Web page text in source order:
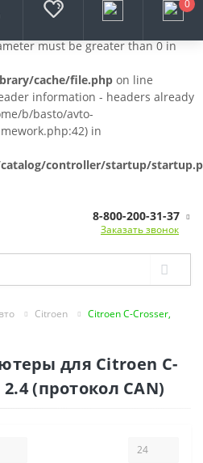
must be greater than 0 in
cache/file.php on line
information - headers already
b/basto/avto-
in
controller/startup/
0
8-800-200-31-37
Заказать звонок
Citroen
Citroen C-Crosser,
для Citroen C-
(протокол CAN)